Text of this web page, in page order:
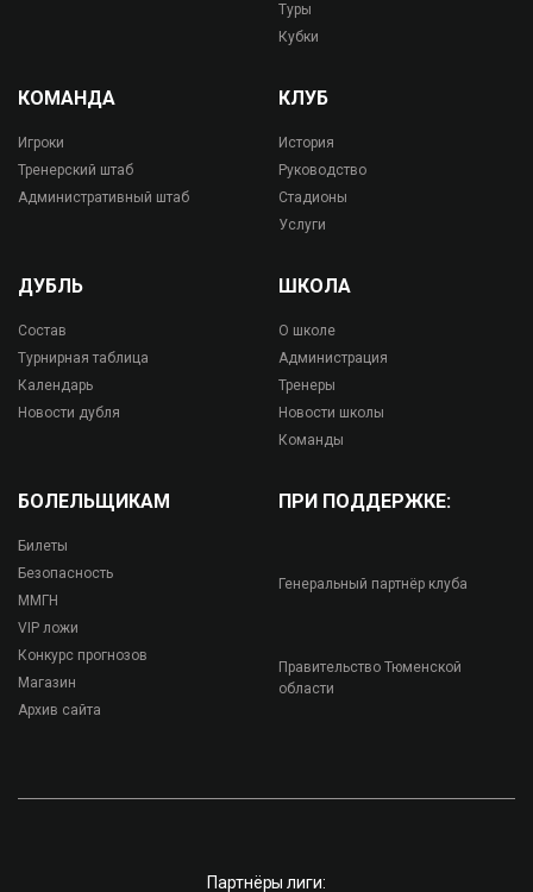
Туры
Кубки
КОМАНДА
Игроки
Тренерский штаб
Административный штаб
КЛУБ
История
Руководство
Стадионы
Услуги
ДУБЛЬ
Состав
Турнирная таблица
Календарь
Новости дубля
ШКОЛА
О школе
Администрация
Тренеры
Новости школы
Команды
БОЛЕЛЬЩИКАМ
Билеты
Безопасность
ММГН
VIP ложи
Конкурс прогнозов
Магазин
Архив сайта
ПРИ ПОДДЕРЖКЕ:
Генеральный партнёр клуба
Правительство Тюменской
области
Партнёры лиги: